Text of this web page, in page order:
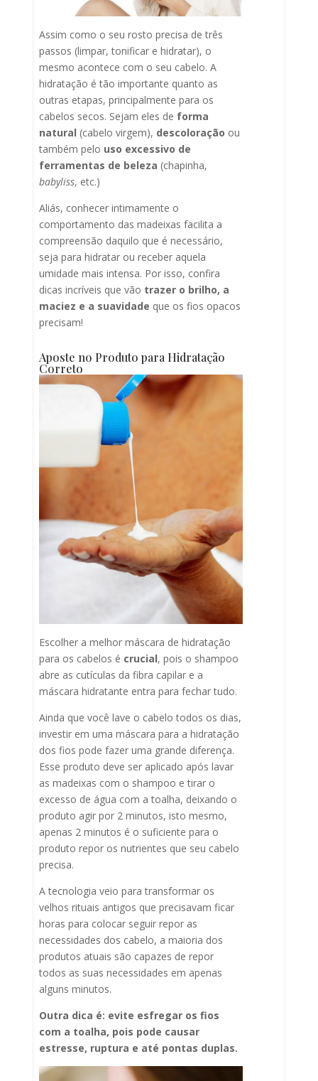
Assim como o seu rosto precisa de três
passos (limpar, tonificar e hidratar), o
mesmo acontece com o seu cabelo. A
hidratação é tão importante quanto as
outras etapas, principalmente para os
cabelos secos. Sejam eles de forma
natural (cabelo virgem), descoloração ou
também pelo uso excessivo de
ferramentas de beleza (chapinha,
babyliss, etc.)
Aliás, conhecer intimamente o
comportamento das madeixas facilita a
compreensão daquilo que é necessário,
seja para hidratar ou receber aquela
umidade mais intensa. Por isso, confira
dicas incríveis que vão trazer o brilho, a
maciez e a suavidade que os fios opacos
precisam!
Aposte no Produto para Hidratação
Correto
Escolher a melhor máscara de hidratação
para os cabelos é crucial, pois o shampoo
abre as cutículas da fibra capilar e a
máscara hidratante entra para fechar tudo.
Ainda que você lave o cabelo todos os dias,
investir em uma máscara para a hidratação
dos fios pode fazer uma grande diferença.
Esse produto deve ser aplicado após lavar
as madeixas com o shampoo e tirar o
excesso de água com a toalha, deixando o
produto agir por 2 minutos, isto mesmo,
apenas 2 minutos é o suficiente para o
produto repor os nutrientes que seu cabelo
precisa.
A tecnologia veio para transformar os
velhos rituais antigos que precisavam ficar
horas para colocar seguir repor as
necessidades dos cabelo, a maioria dos
produtos atuais são capazes de repor
todos as suas necessidades em apenas
alguns minutos.
Outra dica é: evite esfregar os fios
com a toalha, pois pode causar
estresse, ruptura e até pontas duplas.